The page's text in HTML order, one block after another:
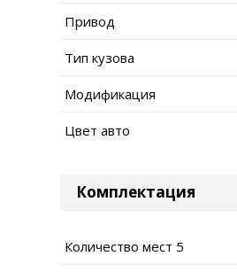
Привод
Тип кузова
Модификация
Цвет авто
Комплектация
Количество мест 5